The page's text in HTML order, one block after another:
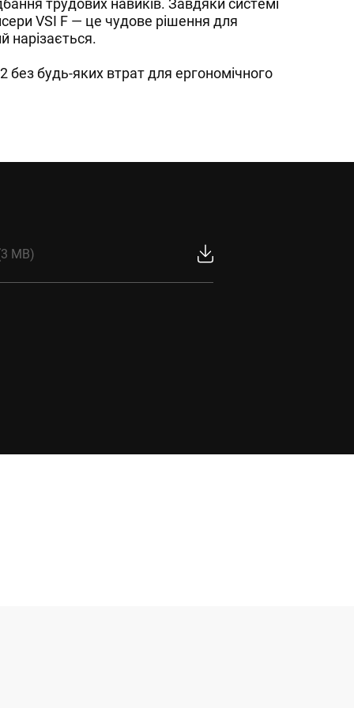
VSI F — це чудове рішення для
нарізається.
без будь-яких втрат для ергономічного
MB)